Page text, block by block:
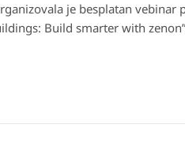
vebinar pod nazivom „The
Build smarter with